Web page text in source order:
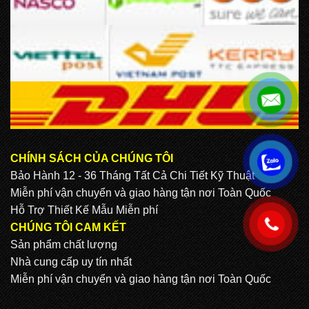
CHÍNH SÁCH CỦA CHÚNG TÔI
Bảo Hành 12 - 36 Tháng Tất Cả Chi Tiết Kỹ Thuật
Miễn phí vận chuyển và giao hàng tận nơi Toàn Quốc
Hỗ Trợ Thiết Kế Mẫu Miễn phí
CHÚNG TÔI CAM KẾT
Sản phẩm chất lượng
Nhà cung cấp uy tín nhất
Miễn phí vận chuyển và giao hàng tận nơi Toàn Quốc
.
.